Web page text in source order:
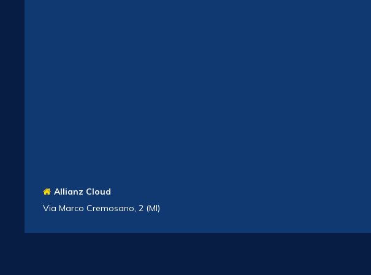
Allianz Cloud
Via Marco Cremosano, 2 (MI)